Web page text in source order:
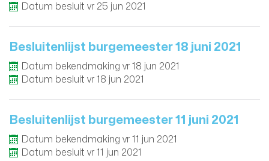
Datum besluit vr 25 jun 2021
Besluitenlijst burgemeester 18 juni 2021
Datum bekendmaking vr 18 jun 2021
Datum besluit vr 18 jun 2021
Besluitenlijst burgemeester 11 juni 2021
Datum bekendmaking vr 11 jun 2021
Datum besluit vr 11 jun 2021